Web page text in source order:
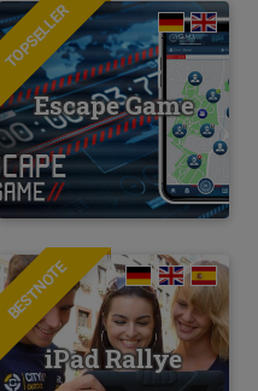
NEU
TOPSELLER
Escape Game
BESTNOTE
iPad Rallye